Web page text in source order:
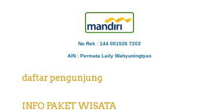
No Rek : 144 001526 7203
A/N : Permata Laily Wahyuningtyas
daftar pengunjung
INFO PAKET WISATA